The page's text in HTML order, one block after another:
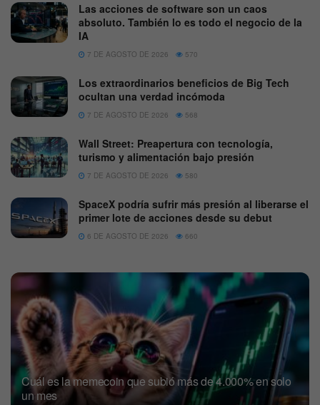
Las acciones de software son un caos
absoluto. También lo es todo el negocio de la
IA
7 DE AGOSTO DE 2026 570
Los extraordinarios beneficios de Big Tech
ocultan una verdad incómoda
7 DE AGOSTO DE 2026 568
Wall Street: Preapertura con tecnología,
turismo y alimentación bajo presión
7 DE AGOSTO DE 2026 580
SpaceX podría sufrir más presión al liberarse el
primer lote de acciones desde su debut
6 DE AGOSTO DE 2026 660
Cuál es la memecoin que subió más de 4.000% en solo
un mes